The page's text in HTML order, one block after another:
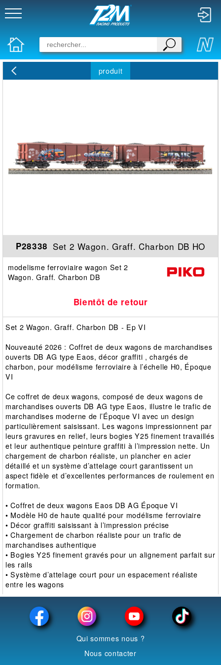
produit
P28338 Set 2 Wagon. Graff. Charbon DB HO
modelisme ferroviaire wagon Set 2
Wagon. Graff. Charbon DB
Bientôt de retour
Set 2 Wagon. Graff. Charbon DB - Ep VI
Nouveauté 2026 : Coffret de deux wagons de marchandises
ouverts DB AG type Eaos, décor graffiti , chargés de
charbon, pour modélisme ferroviaire à l’échelle H0, Époque
VI
Ce coffret de deux wagons, composé de deux wagons de
marchandises ouverts DB AG type Eaos, illustre le trafic de
marchandises moderne de l’Époque VI avec un design
particulièrement saisissant. Les wagons impressionnent par
leurs gravures en relief, leurs bogies Y25 finement travaillés
et leur authentique peinture graffiti à l’impression nette. Un
chargement de charbon réaliste, un plancher en acier
détaillé et un système d’attelage court garantissent un
aspect fidèle et d’excellentes performances de roulement en
formation.
• Coffret de deux wagons Eaos DB AG Époque VI
• Modèle H0 de haute qualité pour modélisme ferroviaire
• Décor graffiti saisissant à l’impression précise
• Chargement de charbon réaliste pour un trafic de
marchandises authentique
• Bogies Y25 finement gravés pour un alignement parfait sur
les rails
• Système d’attelage court pour un espacement réaliste
entre les wagons
Qui sommes nous ?
Nous contacter